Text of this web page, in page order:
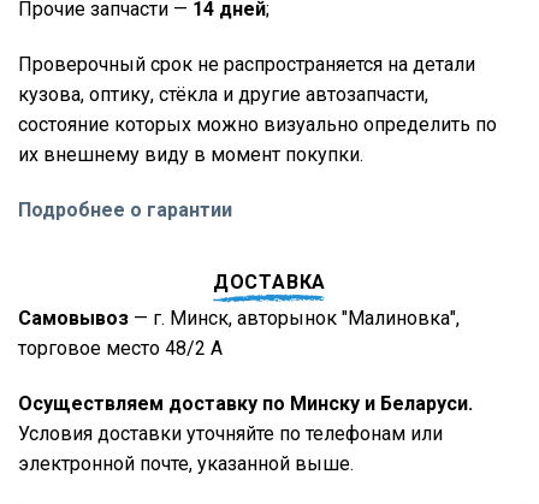
Прочие запчасти — 14 дней;
Проверочный срок не распространяется на детали
кузова, оптику, стёкла и другие автозапчасти,
состояние которых можно визуально определить по
их внешнему виду в момент покупки.
Подробнее о гарантии
ДОСТАВКА
Самовывоз — г. Минск, авторынок "Малиновка",
торговое место 48/2 А
Осуществляем доставку по Минску и Беларуси.
Условия доставки уточняйте по телефонам или
электронной почте, указанной выше.